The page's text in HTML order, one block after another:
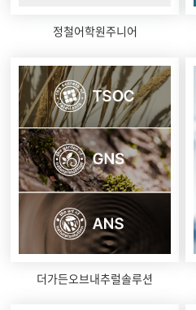
정철어학원주니어
더가든오브내추럴솔루션